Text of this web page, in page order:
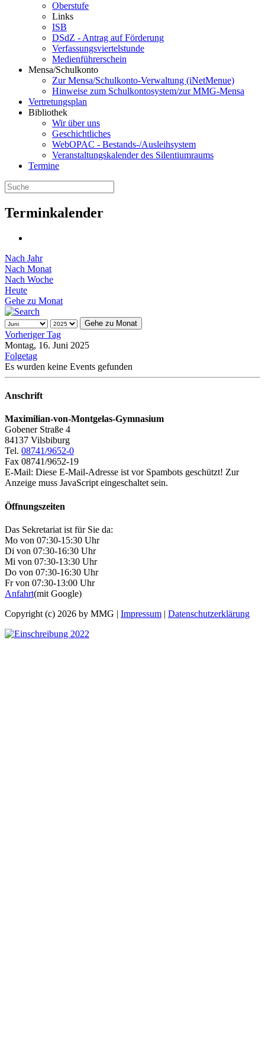
Oberstufe
Links
ISB
DSdZ - Antrag auf Förderung
Verfassungsviertelstunde
Medienführerschein
Mensa/Schulkonto
Zur Mensa/Schulkonto-Verwaltung (iNetMenue)
Hinweise zum Schulkontosystem/zur MMG-Mensa
Vertretungsplan
Bibliothek
Wir über uns
Geschichtliches
WebOPAC - Bestands-/Ausleihsystem
Veranstaltungskalender des Silentiumraums
Termine
Terminkalender
Nach Jahr
Nach Monat
Nach Woche
Heute
Gehe zu Monat
Gehe zu Monat
Vorheriger Tag
Montag, 16. Juni 2025
Folgetag
Es wurden keine Events gefunden
Anschrift
Maximilian-von-Montgelas-Gymnasium
Gobener Straße 4
84137 Vilsbiburg
Tel. 08741/9652-0
Fax 08741/9652-19
E-Mail: Diese E-Mail-Adresse ist vor Spambots geschützt! Zur
Anzeige muss JavaScript eingeschaltet sein.
Öffnungszeiten
Das Sekretariat ist für Sie da:
Mo von 07:30-15:30 Uhr
Di von 07:30-16:30 Uhr
Mi von 07:30-13:30 Uhr
Do von 07:30-16:30 Uhr
Fr von 07:30-13:00 Uhr
Anfahrt(mit Google)
Copyright (c) 2026 by MMG | Impressum | Datenschutzerklärung